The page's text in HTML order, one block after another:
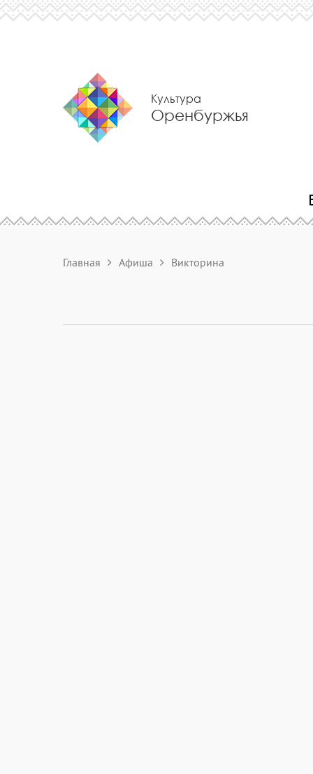
Культура
Оренбуржья
Главная Афиша Викторина